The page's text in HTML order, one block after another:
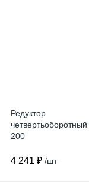
Редуктор
200
4 241 ₽ /шт